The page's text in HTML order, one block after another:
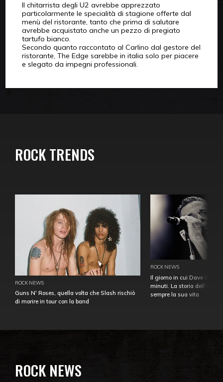
Il chitarrista degli U2 avrebbe apprezzato
particolarmente le specialità di stagione offerte dal
menù del ristorante, tanto che prima di salutare
avrebbe acquistato anche un pezzo di pregiato
tartufo bianco.
Secondo quanto raccontato al Carlino dal gestore del
ristorante, The Edge sarebbe in italia solo per piacere
e slegato da impegni professionali.
ROCK TRENDS
ROCK NEWS
Guns N' Roses, quella volta che Slash rischiò
di morire in tour con la band
ROCK NEWS
Il giorno in cui Dave
minuti. La storia
sempre la sua vita
ROCK NEWS